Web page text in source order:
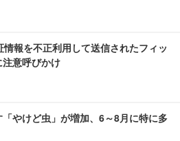
情報を不正利用して送信されたフィッ
意呼びかけ
やけど虫」が増加、6～8月に特に多